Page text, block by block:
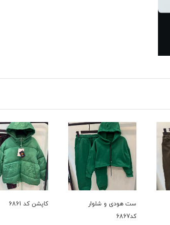
کاپشن کد 6861 کاپشن کد 6735